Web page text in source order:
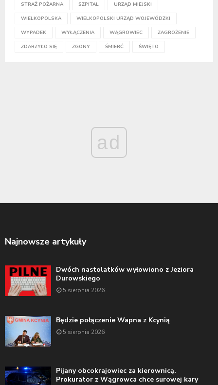
STRAŻ POŻARNA SZPITAL URZĄD MIEJSKI
WIELKOPOLSKA WIELKOPOLSKI URZĄD WOJEWÓDZKI
WYPADEK WYŁĄCZENIA WĄGROWIEC ZAGROŻENIE
ZDARZYŁO SIĘ ZGONY ŚMIERĆ ŚWIĘTO
ad
Najnowsze artykuły
Dwóch nastolatków wyłowiono z Jeziora
Durowskiego
5 sierpnia 2026
Będzie połączenie Wapna z Kcynią
5 sierpnia 2026
Pijany obcokrajowiec za kierownicą.
Prokurator z Wągrowca chce surowej kary